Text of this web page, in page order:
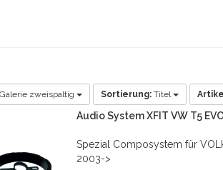
Galerie zweispaltig Sortierung: Titel
Audio System XFIT VW T5
Spezial Composystem für
2003->